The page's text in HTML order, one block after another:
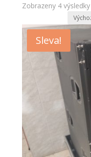
Zobrazeny 4 výsledky
Sleva!